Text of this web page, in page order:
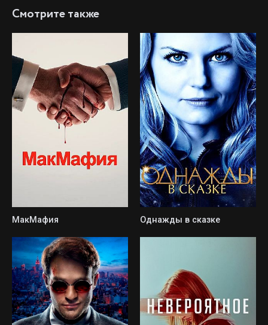
Смотрите также
МакМафия Однажды в сказке